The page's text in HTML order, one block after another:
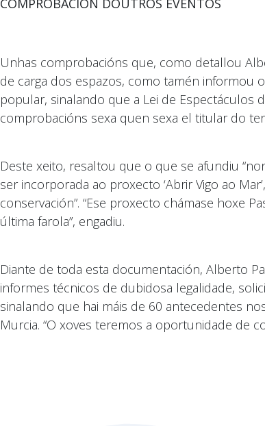
COMPROBACIÓN DOUTROS EVENTOS
Unhas comprobacións que, como detallou
de carga dos espazos, como tamén informou
popular, sinalando que a Lei de Espectáculos
comprobacións sexa quen sexa el titular do
Deste xeito, resaltou que o que se afundiu
ser incorporada ao proxecto ‘Abrir Vigo ao
conservación”. “Ese proxecto chámase hoxe
última farola”, engadiu.
Diante de toda esta documentación, Alberto
informes técnicos de dubidosa legalidade,
sinalando que hai máis de 60 antecedentes
Murcia. “O xoves teremos a oportunidade de